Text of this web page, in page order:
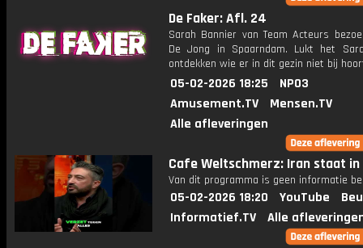
De Faker: Afl. 24
Sarah Bannier van Team Acteurs
De Jong in Spaarndam. Lukt het
ontdekken wie er in dit gezin niet bij
05-02-2026 18:25
NPO3
Amusement.TV
Mensen.TV
Alle afleveringen
Cafe Weltschmerz: Iran staat in
Van dit programma is geen informatie
05-02-2026 18:20 YouTube
Informatief.TV
Alle